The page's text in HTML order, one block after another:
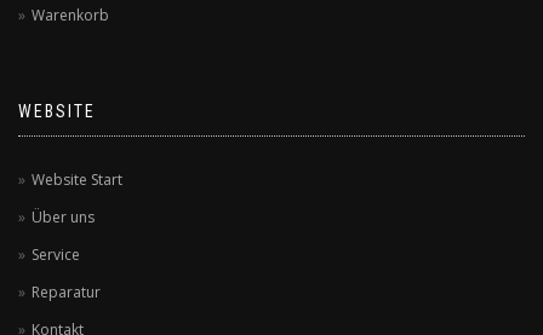
Warenkorb
WEBSITE
Website Start
Über uns
Service
Reparatur
Kontakt